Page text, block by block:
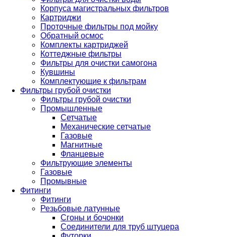
Корпуса магистральных фильтров
Картриджи
Проточные фильтры под мойку
Обратный осмос
Комплекты картриджей
Коттеджные фильтры
Фильтры для очистки самогона
Кувшины
Комплектующие к фильтрам
Фильтры грубой очистки
Фильтры грубой очистки
Промышленные
Сетчатые
Механические сетчатые
Газовые
Магнитные
Фланцевые
Фильтрующие элементы
Газовые
Промывные
Фитинги
Фитинги
Резьбовые латунные
Сгоны и бочонки
Соединители для труб штуцера